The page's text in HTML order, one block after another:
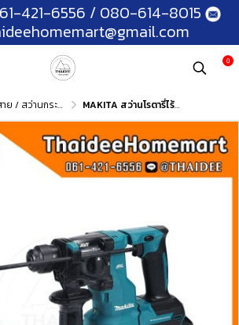
421-6556 / 080-614-8015
0
สว่านกระแทกไร้สาย MAKITA สว่านโรตารี่ไร้สาย 2 ระบบ 18 มม. 18V DHR183RTWJ (5.0Ahx2)+ ที่ดูดฝุ่น / DHR183Z (ตัวเปล่า) รับประกันศูนย์ 2 ปี